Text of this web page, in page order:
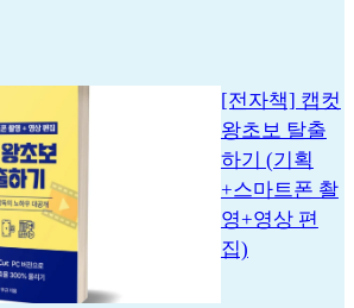
[전자책] 캡컷
왕초보 탈출
하기 (기획
+스마트폰 촬
영+영상 편
집)